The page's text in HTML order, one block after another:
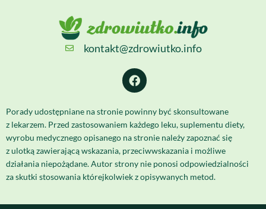
kontakt@zdrowiutko.info
Porady udostępniane na stronie powinny być skonsultowane
z lekarzem. Przed zastosowaniem każdego leku, suplementu diety,
wyrobu medycznego opisanego na stronie należy zapoznać się
z ulotką zawierającą wskazania, przeciwwskazania i możliwe
działania niepożądane. Autor strony nie ponosi odpowiedzialności
za skutki stosowania którejkolwiek z opisywanych metod.